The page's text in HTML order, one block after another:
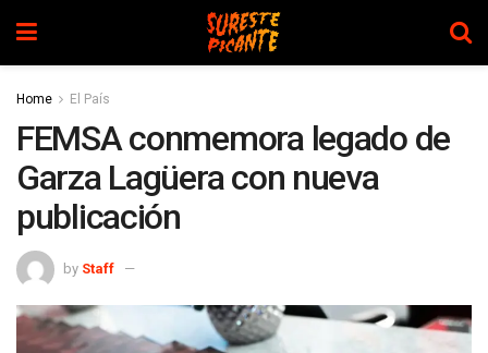
Home El País
FEMSA conmemora legado de
Garza Lagüera con nueva
publicación
by Staff